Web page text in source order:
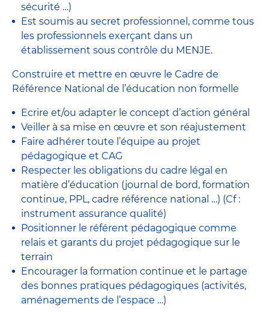
sécurité …)
Est soumis au secret professionnel, comme tous
les professionnels exerçant dans un
établissement sous contrôle du MENJE.
Construire et mettre en œuvre le Cadre de
Référence National de l’éducation non formelle
Ecrire et/ou adapter le concept d’action général
Veiller à sa mise en œuvre et son réajustement
Faire adhérer toute l’équipe au projet
pédagogique et CAG
Respecter les obligations du cadre légal en
matière d’éducation (journal de bord, formation
continue, PPL, cadre référence national …) (Cf :
instrument assurance qualité)
Positionner le référent pédagogique comme
relais et garants du projet pédagogique sur le
terrain
Encourager la formation continue et le partage
des bonnes pratiques pédagogiques (activités,
aménagements de l’espace …)